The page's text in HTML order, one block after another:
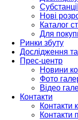
Нові
Каталог
Для
Ринки збуту
Дослідження
Прес-центр
Новини
Фото
Відео
Контакти
Контакти
Контакти